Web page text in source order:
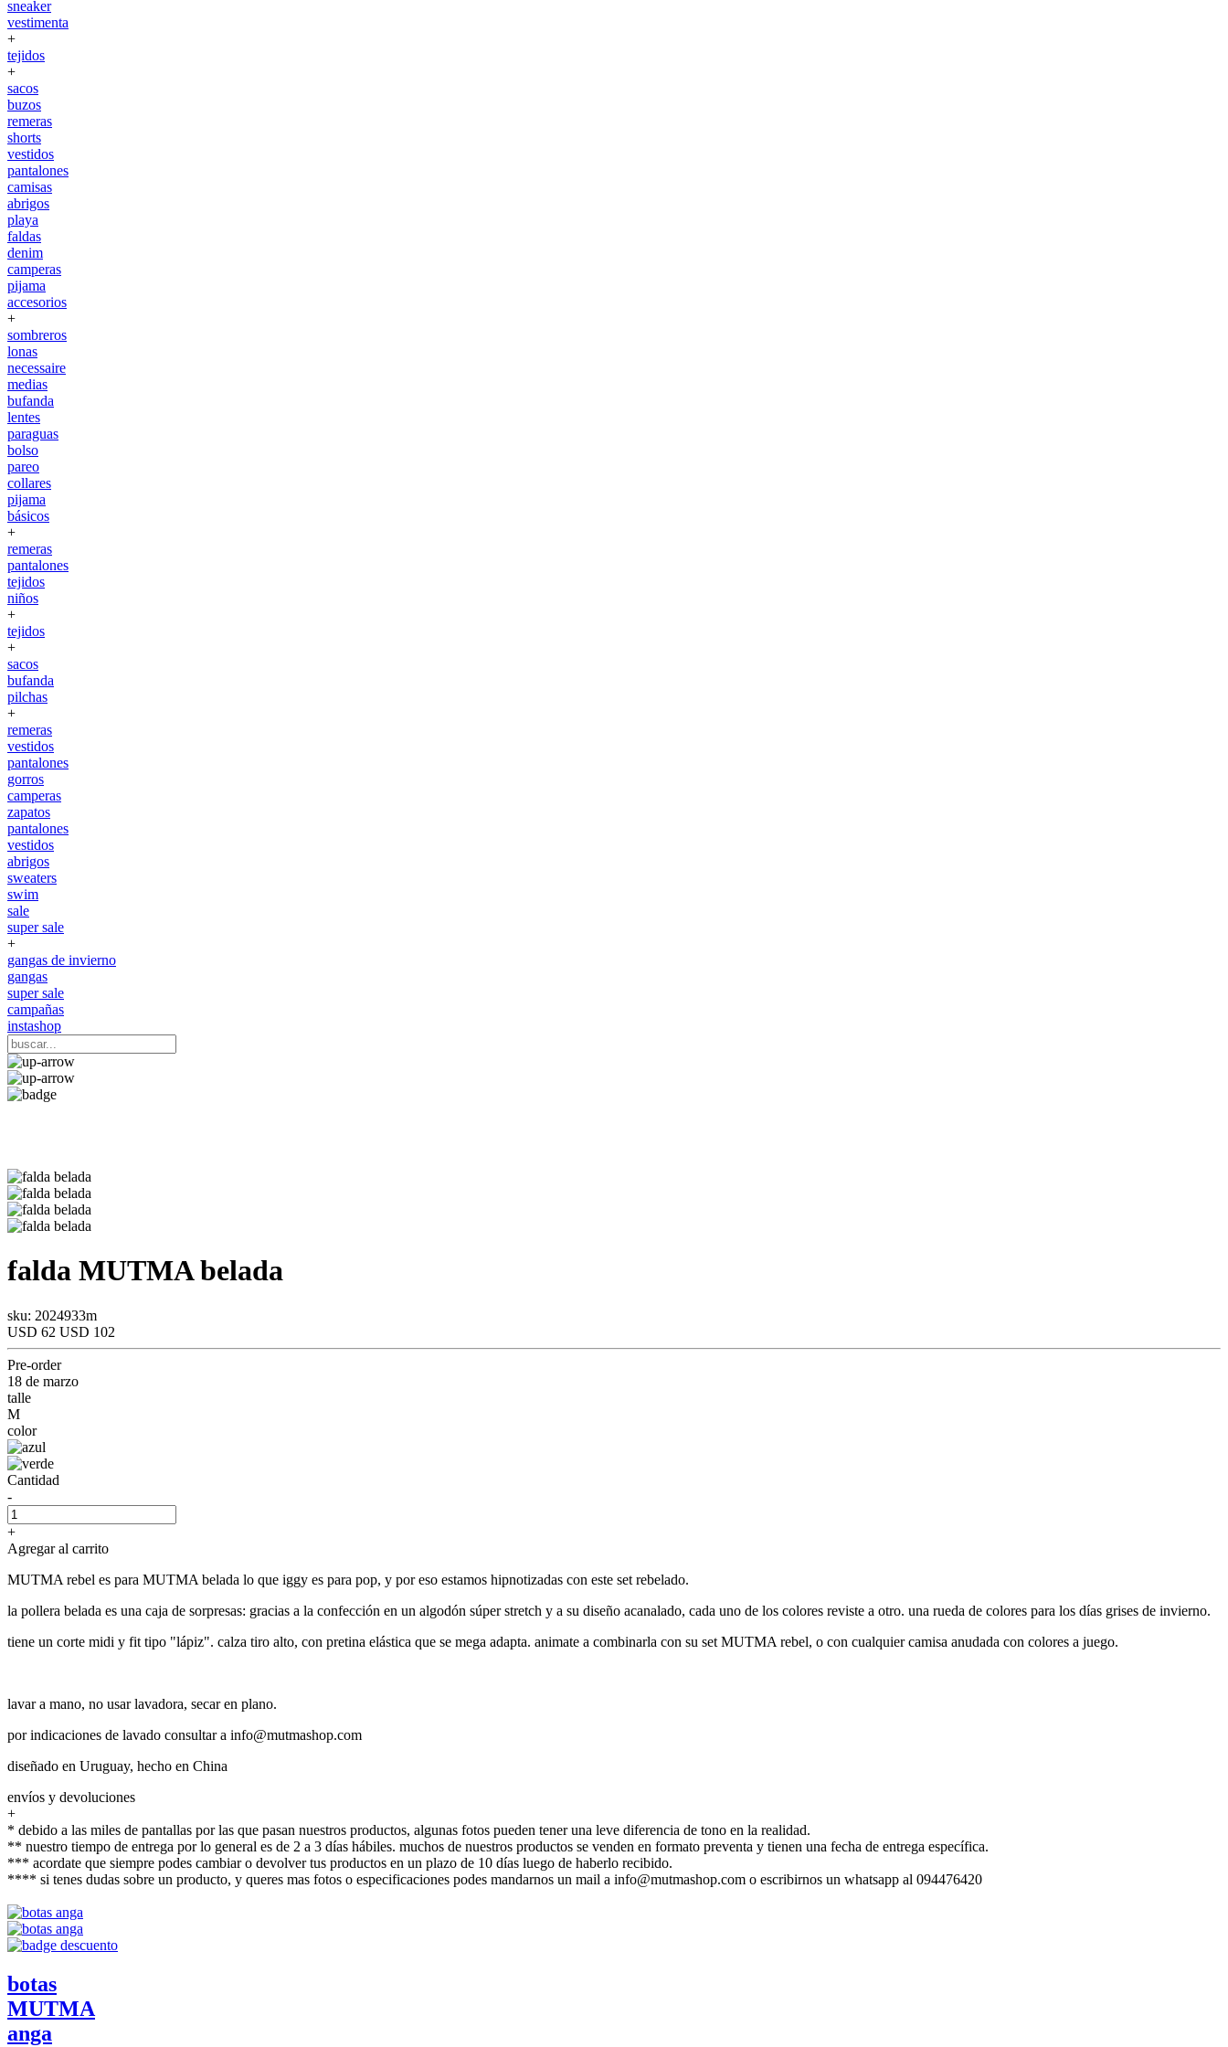
sneaker
vestimenta
+
tejidos
+
sacos
buzos
remeras
shorts
vestidos
pantalones
camisas
abrigos
playa
faldas
denim
camperas
pijama
accesorios
+
sombreros
lonas
necessaire
medias
bufanda
lentes
paraguas
bolso
pareo
collares
pijama
básicos
+
remeras
pantalones
tejidos
niños
+
tejidos
+
sacos
bufanda
pilchas
+
remeras
vestidos
pantalones
gorros
camperas
zapatos
pantalones
vestidos
abrigos
sweaters
swim
sale
super sale
+
gangas de invierno
gangas
super sale
campañas
instashop
falda MUTMAbelada
sku: 2024933m
USD 62 USD 102
Pre-order
18 de marzo
talle
M
color
Cantidad
-
+
Agregar al carrito
MUTMA rebel es para MUTMA belada lo que iggy es para pop, y por eso estamos hipnotizadas con este set rebelado.
la pollera belada es una caja de sorpresas: gracias a la confección en un algodón súper stretch y a su diseño acanalado, cada uno de los colores reviste a otro. una rueda de colores para los días grises de invierno.
tiene un corte midi y fit tipo "lápiz". calza tiro alto, con pretina elástica que se mega adapta. animate a combinarla con su set MUTMA rebel, o con cualquier camisa anudada con colores a juego.
lavar a mano, no usar lavadora, secar en plano.
por indicaciones de lavado consultar a info@mutmashop.com
diseñado en Uruguay, hecho en China
envíos y devoluciones
+
* debido a las miles de pantallas por las que pasan nuestros productos, algunas fotos pueden tener una leve diferencia de tono en la realidad.
** nuestro tiempo de entrega por lo general es de 2 a 3 días hábiles. muchos de nuestros productos se venden en formato preventa y tienen una fecha de entrega específica.
*** acordate que siempre podes cambiar o devolver tus productos en un plazo de 10 días luego de haberlo recibido.
**** si tenes dudas sobre un producto, y queres mas fotos o especificaciones podes mandarnos un mail a info@mutmashop.com o escribirnos un whatsapp al 094476420
botas
MUTMA
anga